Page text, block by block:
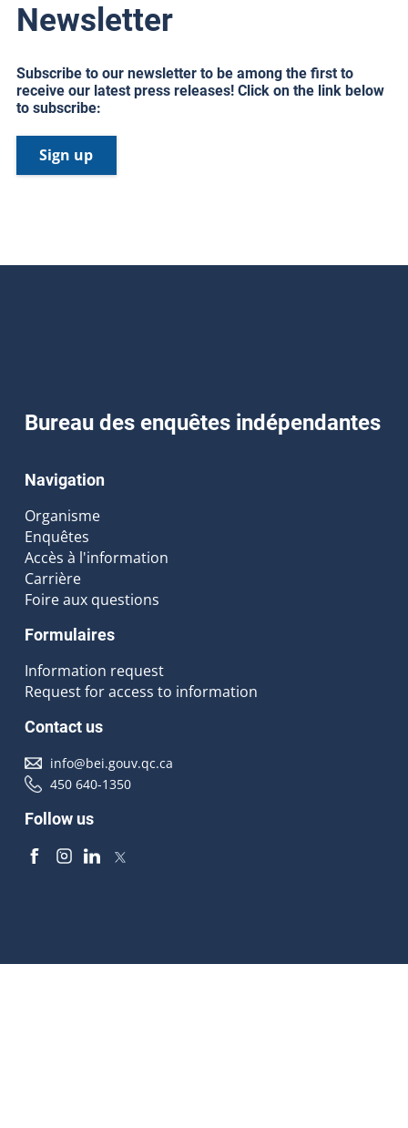
Newsletter
Subscribe to our newsletter to be among the first to
receive our latest press releases! Click on the link below
to subscribe:
Sign up
Bureau des enquêtes indépendantes
Navigation
Organisme
Enquêtes
Accès à l'information
Carrière
Foire aux questions
Formulaires
Information request
Request for access to information
Contact us
info@bei.gouv.qc.ca
450 640-1350
Follow us